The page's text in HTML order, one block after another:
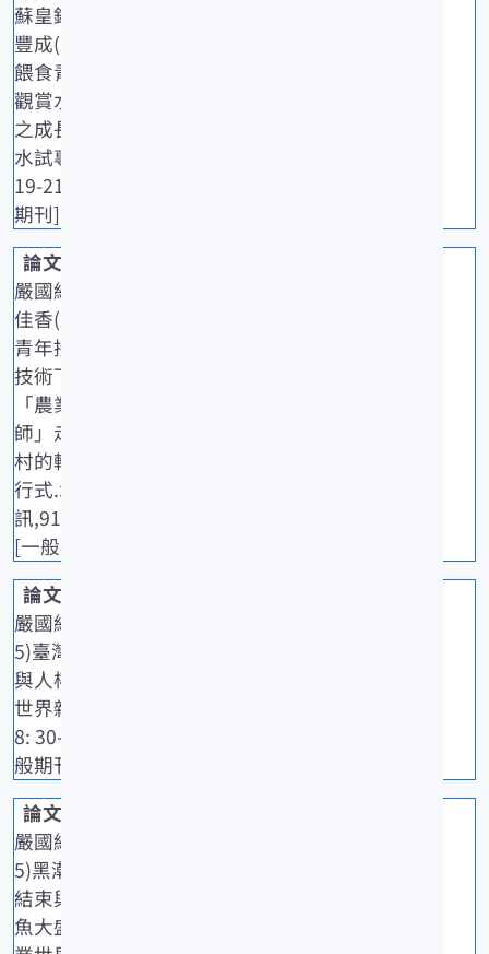
蘇皇銘、吳
豐成(2025)
餵食青蟲對
觀賞水晶蝦
之成長表現.
水試專訊,90:
19-21. [一般
期刊]
嚴國維、陳
佳香(2025)
青年接棒×
技術下鄉：
「農業張老
師」走進漁
村的轉型進
行式.水試專
訊,91: 55-56.
[一般期刊]
嚴國維(202
5)臺灣漁業
與人權.農業
世界雜誌,49
8: 30-33. [一
般期刊]
嚴國維(202
5)黑潮蛇行
結束與秋刀
魚大盛產.農